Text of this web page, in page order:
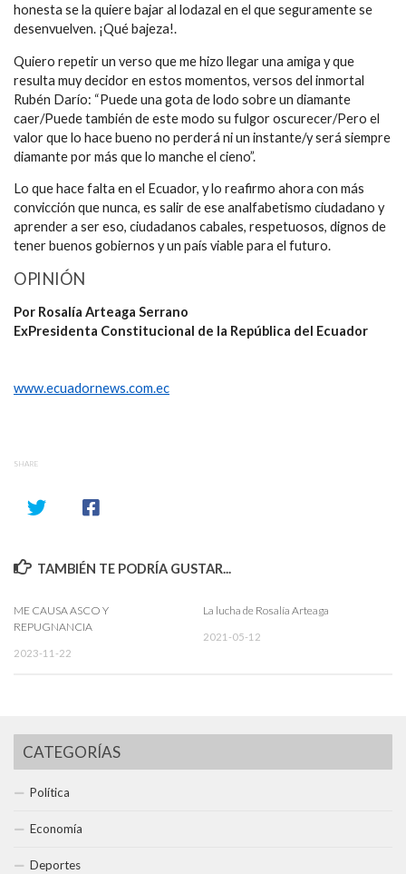
honesta se la quiere bajar al lodazal en el que seguramente se
desenvuelven. ¡Qué bajeza!.
Quiero repetir un verso que me hizo llegar una amiga y que
resulta muy decidor en estos momentos, versos del inmortal
Rubén Darío: “Puede una gota de lodo sobre un diamante
caer/Puede también de este modo su fulgor oscurecer/Pero el
valor que lo hace bueno no perderá ni un instante/y será siempre
diamante por más que lo manche el cieno”.
Lo que hace falta en el Ecuador, y lo reafirmo ahora con más
convicción que nunca, es salir de ese analfabetismo ciudadano y
aprender a ser eso, ciudadanos cabales, respetuosos, dignos de
tener buenos gobiernos y un país viable para el futuro.
OPINIÓN
Por Rosalía Arteaga Serrano
ExPresidenta Constitucional de la República del Ecuador
www.ecuadornews.com.ec
SHARE
TAMBIÉN TE PODRÍA GUSTAR...
ME CAUSA ASCO Y
REPUGNANCIA
2023-11-22
La lucha de Rosalía Arteaga
2021-05-12
CATEGORÍAS
Política
Economía
Deportes